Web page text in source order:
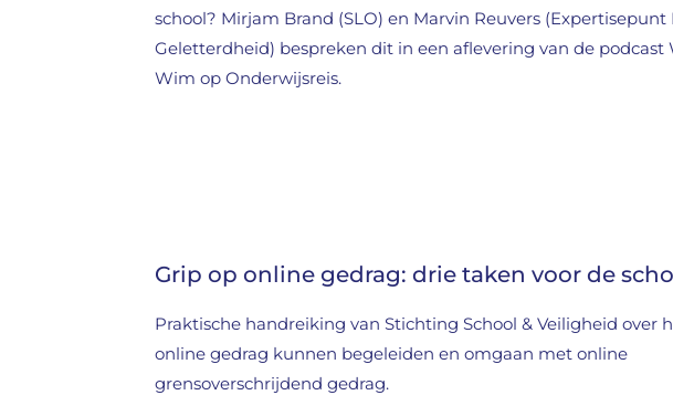
school? Mirjam Brand (SLO) en Marvin Reuvers
Geletterdheid) bespreken dit in een aflevering van de podcast
Wim op Onderwijsreis.
Grip op online gedrag: drie taken voor de
Praktische handreiking van Stichting School & Veiligheid over
online gedrag kunnen begeleiden en omgaan met online
grensoverschrijdend gedrag.